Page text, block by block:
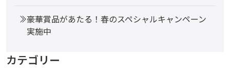
豪華賞品があたる！春のスペシャルキャンペーン
実施中
カテゴリー